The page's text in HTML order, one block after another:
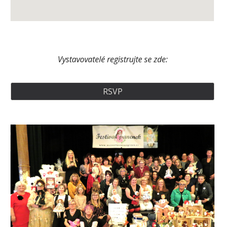
Vystavovatelé registrujte se zde:
RSVP